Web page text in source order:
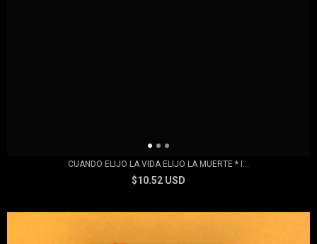
CUANDO ELIJO LA VIDA ELIJO LA MUERTE * I...
$10.52 USD